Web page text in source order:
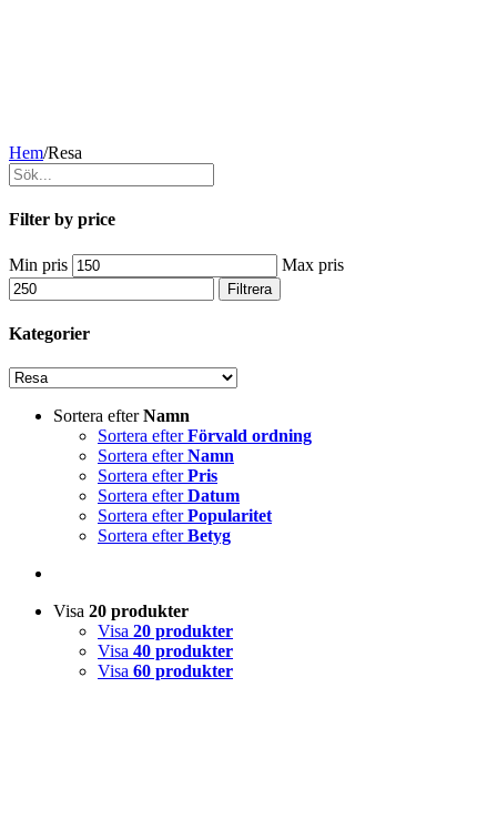
Hem/Resa
Filter by price
Min pris Max pris
Filtrera
Kategorier
Sortera efterNamn
Sortera efterFörvald ordning
Sortera efterNamn
Sortera efterPris
Sortera efterDatum
Sortera efterPopularitet
Sortera efterBetyg
Visa 20 produkter
Visa 20 produkter
Visa 40 produkter
Visa 60 produkter